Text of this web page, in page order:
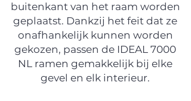
buitenkant van het raam worden
geplaatst. Dankzij het feit dat ze
onafhankelijk kunnen worden
gekozen, passen de IDEAL 7000
NL ramen gemakkelijk bij elke
gevel en elk interieur.